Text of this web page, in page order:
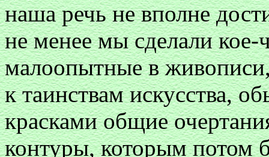
наша речь не вполне
не менее мы сделали
малоопытные в
к таинствам искусства,
красками общие
контуры, которым потом